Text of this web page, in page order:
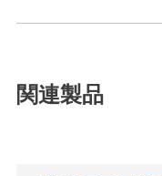
関連製品